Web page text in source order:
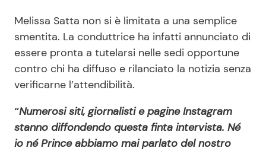
Melissa Satta non si è limitata a una semplice
smentita. La conduttrice ha infatti annunciato di
essere pronta a tutelarsi nelle sedi opportune
contro chi ha diffuso e rilanciato la notizia senza
verificarne l’attendibilità.
“Numerosi siti, giornalisti e pagine Instagram
stanno diffondendo questa finta intervista. Né
io né Prince abbiamo mai parlato del nostro